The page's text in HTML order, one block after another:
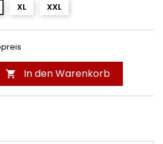
XL XXL
 In den Warenkorb